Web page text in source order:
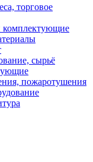
торговое
комплектующие
сырьё
пожаротушения